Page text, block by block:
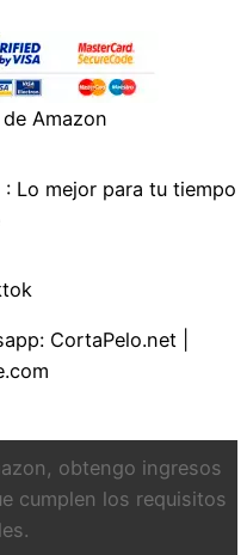
La suela de
propiedades
un apoyo
lavable a
fácil,
Amazon
Lo mejor para tu tiempo
CortaPelo.net
obtengo ingresos
cumplen los requisitos